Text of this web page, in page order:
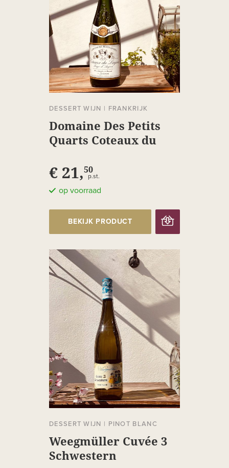
DESSERT WIJN | FRANKRIJK
Domaine Des Petits
Quarts Coteaux du
€ 21,50
p.st.
op voorraad
BEKIJK PRODUCT
DESSERT WIJN | PINOT BLANC
Weegmüller Cuvée 3
Schwestern